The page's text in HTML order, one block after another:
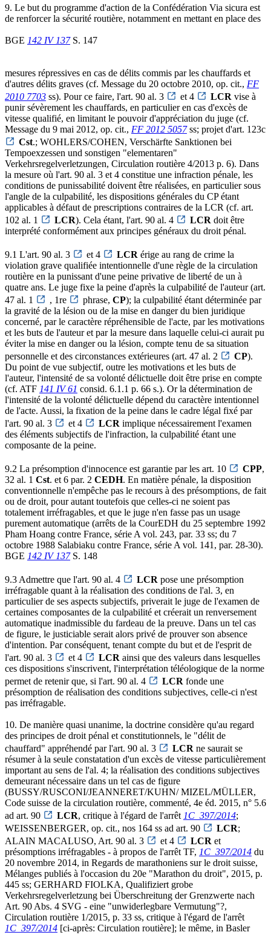
9. Le but du programme d'action de la Confédération Via sicura est
de renforcer la sécurité routière, notamment en mettant en place des
BGE 142 IV 137S. 147
mesures répressives en cas de délits commis par les chauffards et
d'autres délits graves (cf. Message du 20 octobre 2010, op. cit., FF
2010 7703 ss). Pour ce faire, l'art. 90 al. 3 et 4 LCR vise à
punir sévèrement les chauffards, en particulier en cas d'excès de
vitesse qualifié, en limitant le pouvoir d'appréciation du juge (cf.
Message du 9 mai 2012, op. cit., FF 2012 5057ss; projet d'art. 123c
Cst.; WOHLERS/COHEN, Verschärfte Sanktionen bei
Tempoexzessen und sonstigen "elementaren"
Verkehrsregelverletzungen, Circulation routière 4/2013 p. 6). Dans
la mesure où l'art. 90 al. 3 et 4 constitue une infraction pénale, les
conditions de punissabilité doivent être réalisées, en particulier sous
l'angle de la culpabilité, les dispositions générales du CP étant
applicables à défaut de prescriptions contraires de la LCR (cf. art.
102 al. 1
LCR). Cela étant, l'art. 90 al. 4 LCR doit être
interprété conformément aux principes généraux du droit pénal.
9.1 L'art. 90 al. 3 et 4 LCR érige au rang de crime la
violation grave qualifiée intentionnelle d'une règle de la circulation
routière en la punissant d'une peine privative de liberté de un à
quatre ans. Le juge fixe la peine d'après la culpabilité de l'auteur (art.
47 al. 1
, 1re phrase, CP); la culpabilité étant déterminée par
la gravité de la lésion ou de la mise en danger du bien juridique
concerné, par le caractère répréhensible de l'acte, par les motivations
et les buts de l'auteur et par la mesure dans laquelle celui-ci aurait pu
éviter la mise en danger ou la lésion, compte tenu de sa situation
personnelle et des circonstances extérieures (art. 47 al. 2
CP).
Du point de vue subjectif, outre les motivations et les buts de
l'auteur, l'intensité de sa volonté délictuelle doit être prise en compte
(cf. ATF 141 IV 61 consid. 6.1.1 p. 66 s.). Or la détermination de
l'intensité de la volonté délictuelle dépend du caractère intentionnel
de l'acte. Aussi, la fixation de la peine dans le cadre légal fixé par
l'art. 90 al. 3
et 4 LCR implique nécessairement l'examen
des éléments subjectifs de l'infraction, la culpabilité étant une
composante de la peine.
9.2 La présomption d'innocence est garantie par les art. 10 CPP,
32 al. 1 Cst. et 6 par. 2 CEDH. En matière pénale, la disposition
conventionnelle n'empêche pas le recours à des présomptions, de fait
ou de droit, pour autant toutefois que celles-ci ne soient pas
totalement irréfragables, et que le juge n'en fasse pas un usage
purement automatique (arrêts de la CourEDH du 25 septembre 1992
Pham Hoang contre France, série A vol. 243, par. 33 ss; du 7
octobre 1988 Salabiaku contre France, série A vol. 141, par. 28-30).
BGE 142 IV 137S. 148
9.3 Admettre que l'art. 90 al. 4 LCR pose une présomption
irréfragable quant à la réalisation des conditions de l'al. 3, en
particulier de ses aspects subjectifs, priverait le juge de l'examen de
certaines composantes de la culpabilité et créerait un renversement
automatique inadmissible du fardeau de la preuve. Dans un tel cas
de figure, le justiciable serait alors privé de prouver son absence
d'intention. Par conséquent, tenant compte du but et de l'esprit de
l'art. 90 al. 3
et 4 LCR ainsi que des valeurs dans lesquelles
ces dispositions s'inscrivent, l'interprétation téléologique de la norme
permet de retenir que, si l'art. 90 al. 4
LCR fonde une
présomption de réalisation des conditions subjectives, celle-ci n'est
pas irréfragable.
10. De manière quasi unanime, la doctrine considère qu'au regard
des principes de droit pénal et constitutionnels, le "délit de
chauffard" appréhendé par l'art. 90 al. 3
LCR ne saurait se
résumer à la seule constatation d'un excès de vitesse particulièrement
important au sens de l'al. 4; la réalisation des conditions subjectives
demeurant nécessaire dans un tel cas de figure
(BUSSY/RUSCONI/JEANNERET/KUHN/ MIZEL/MÜLLER,
Code suisse de la circulation routière, commenté, 4e éd. 2015, n° 5.6
ad art. 90
LCR, critique à l'égard de l'arrêt 1C_397/2014;
WEISSENBERGER, op. cit., nos 164 ss ad art. 90
LCR;
ALAIN MACALUSO, Art. 90 al. 3
et 4 LCR et
présomptions irréfragables - à propos de l'arrêt TF, 1C_397/2014 du
20 novembre 2014, in Regards de marathoniens sur le droit suisse,
Mélanges publiés à l'occasion du 20e "Marathon du droit", 2015, p.
445 ss; GERHARD FIOLKA, Qualifiziert grobe
Verkehrsregelverletzung bei Überschreitung der Grenzwerte nach
Art. 90 Abs. 4 SVG - eine "unwiderlegbare Vermutung"?,
Circulation routière 1/2015, p. 33 ss, critique à l'égard de l'arrêt
1C_397/2014 [ci-après: Circulation routière]; le même, in Basler